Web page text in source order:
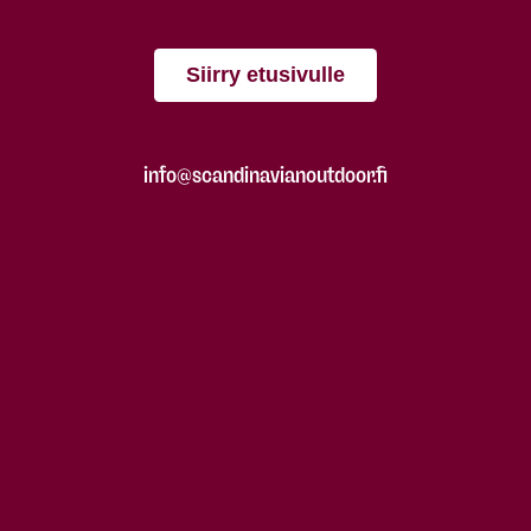
Siirry etusivulle
info@scandinavianoutdoor.fi